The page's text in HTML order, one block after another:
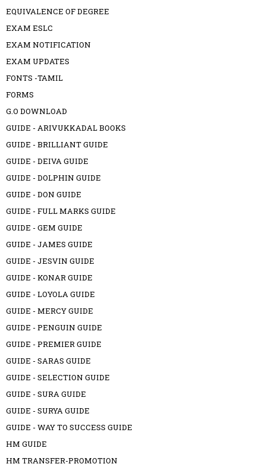
EQUIVALENCE OF DEGREE
EXAM ESLC
EXAM NOTIFICATION
EXAM UPDATES
FONTS -TAMIL
FORMS
G.O DOWNLOAD
GUIDE - ARIVUKKADAL BOOKS
GUIDE - BRILLIANT GUIDE
GUIDE - DEIVA GUIDE
GUIDE - DOLPHIN GUIDE
GUIDE - DON GUIDE
GUIDE - FULL MARKS GUIDE
GUIDE - GEM GUIDE
GUIDE - JAMES GUIDE
GUIDE - JESVIN GUIDE
GUIDE - KONAR GUIDE
GUIDE - LOYOLA GUIDE
GUIDE - MERCY GUIDE
GUIDE - PENGUIN GUIDE
GUIDE - PREMIER GUIDE
GUIDE - SARAS GUIDE
GUIDE - SELECTION GUIDE
GUIDE - SURA GUIDE
GUIDE - SURYA GUIDE
GUIDE - WAY TO SUCCESS GUIDE
HM GUIDE
HM TRANSFER-PROMOTION